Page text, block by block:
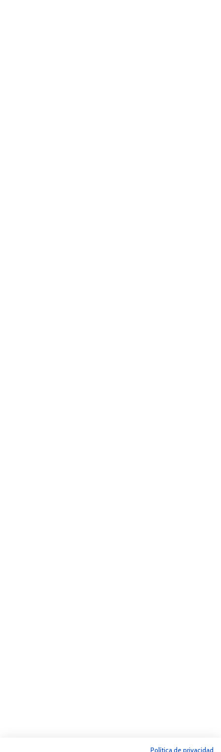
Política de privacidad